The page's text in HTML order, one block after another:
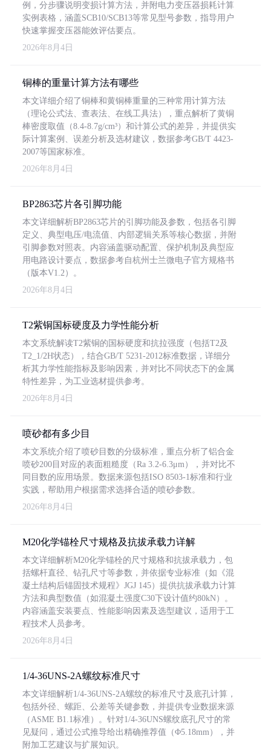
例，分步骤说明变损计算方法，并附电力变压器损耗计算
实例表格，涵盖SCB10/SCB13等常见型号参数，指导用户
快速掌握变压器能效评估要点。
2026年8月4日
铜棒的重量计算方法有哪些
本文详细介绍了铜棒和黄铜棒重量的三种常用计算方法
（理论公式法、查表法、在线工具法），重点解析了黄铜
棒密度取值（8.4-8.7g/cm³）和计算公式的差异，并提供实
际计算案例、误差分析及选材建议，数据参考GB/T 4423-
2007等国家标准。
2026年8月4日
BP2863芯片各引脚功能
本文详细解析BP2863芯片的引脚功能及参数，包括各引脚
定义、典型电压/电流值、内部逻辑关系等核心数据，并附
引脚参数对照表。内容涵盖驱动配置、保护机制及典型应
用电路设计要点，数据参考自杭州士兰微电子官方规格书
（版本V1.2）。
2026年8月4日
T2紫铜国标硬度及力学性能分析
本文系统解读T2紫铜的国标硬度和抗拉强度（包括T2及
T2_1/2H状态），结合GB/T 5231-2012标准数据，详细分
析其力学性能指标及影响因素，并对比不同状态下的金属
特性差异，为工业选材提供参考。
2026年8月4日
喷砂都有多少目
本文系统介绍了喷砂目数的分级标准，重点分析了铝合金
喷砂200目对应的表面粗糙度（Ra 3.2-6.3μm），并对比不
同目数的应用场景。数据来源包括ISO 8503-1标准和行业
实践，帮助用户根据需求选择合适的喷砂参数。
2026年8月4日
M20化学锚栓尺寸规格及抗拔承载力详解
本文详细解析M20化学锚栓的尺寸规格和抗拔承载力，包
括螺杆直径、钻孔尺寸等参数，并依据专业标准（如《混
凝土结构后锚固技术规程》JGJ 145）提供抗拔承载力计算
方法和典型数值（如混凝土强度C30下设计值约80kN）。
内容涵盖安装要点、性能影响因素及选型建议，适用于工
程技术人员参考。
2026年8月4日
1/4-36UNS-2A螺纹标准尺寸
本文详细解析1/4-36UNS-2A螺纹的标准尺寸及底孔计算，
包括外径、螺距、公差等关键参数，并提供专业数据来源
（ASME B1.1标准）。针对1/4-36UNS螺纹底孔尺寸的常
见疑问，通过公式推导给出精确推荐值（Φ5.18mm），并
附加工艺建议与扩展知识。